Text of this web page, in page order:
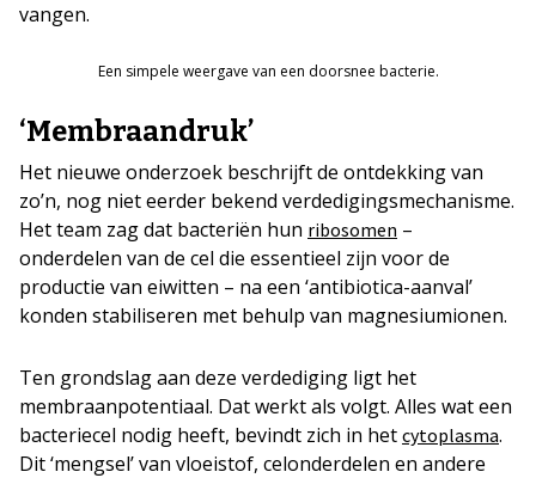
vangen.
Een simpele weergave van een doorsnee bacterie.
‘Membraandruk’
Het nieuwe onderzoek beschrijft de ontdekking van
zo’n, nog niet eerder bekend verdedigingsmechanisme.
Het team zag dat bacteriën hun ribosomen –
onderdelen van de cel die essentieel zijn voor de
productie van eiwitten – na een ‘antibiotica-aanval’
konden stabiliseren met behulp van magnesiumionen.
Ten grondslag aan deze verdediging ligt het
membraanpotentiaal. Dat werkt als volgt. Alles wat een
bacteriecel nodig heeft, bevindt zich in het cytoplasma.
Dit ‘mengsel’ van vloeistof, celonderdelen en andere